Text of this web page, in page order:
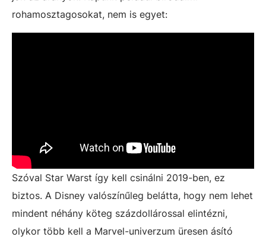
rohamosztagosokat, nem is egyet:
Szóval Star Warst így kell csinálni 2019-ben, ez
biztos. A Disney valószínűleg belátta, hogy nem lehet
mindent néhány köteg százdollárossal elintézni,
olykor több kell a Marvel-univerzum üresen ásító